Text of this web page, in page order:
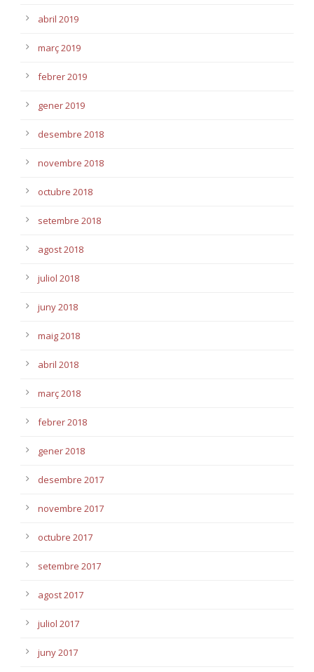
abril 2019
març 2019
febrer 2019
gener 2019
desembre 2018
novembre 2018
octubre 2018
setembre 2018
agost 2018
juliol 2018
juny 2018
maig 2018
abril 2018
març 2018
febrer 2018
gener 2018
desembre 2017
novembre 2017
octubre 2017
setembre 2017
agost 2017
juliol 2017
juny 2017